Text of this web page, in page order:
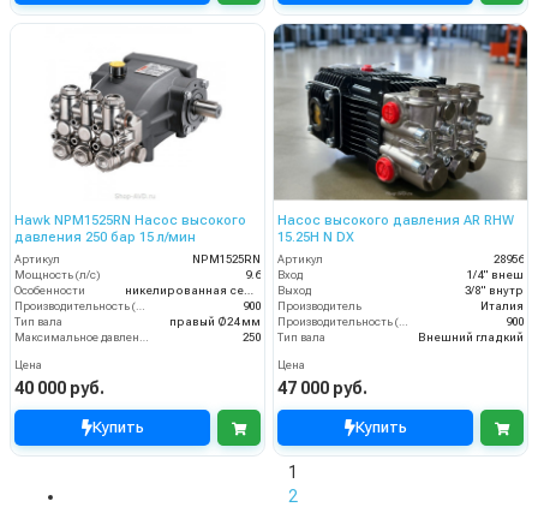
Hawk NPM1525RN Насос высокого
давления 250 бар 15 л/мин
Артикул
NPM1525RN
Мощность (л/с)
9.6
Особенности
никелированная серия
Производительность (л/ч)
900
Тип вала
правый Ø24 мм
Максимальное давление воды (бар)
250
Цена
40 000 руб.
Купить
Насос высокого давления AR RHW
15.25H N DX
Артикул
28956
Вход
1/4" внеш
Выход
3/8" внутр
Производитель
Италия
Производительность (л/ч)
900
Тип вала
Внешний гладкий
Цена
47 000 руб.
Купить
1
2